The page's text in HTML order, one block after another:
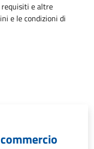
requisiti e altre
e le condizioni di